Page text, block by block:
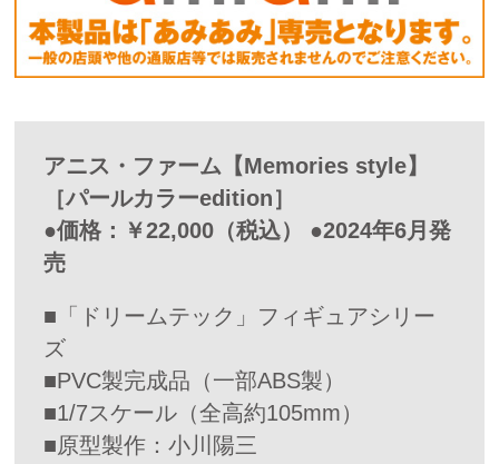
アニス・ファーム【Memories style】
［パールカラーedition］
●価格：￥22,000（税込） ●2024年6月発
売
■「ドリームテック」フィギュアシリー
ズ
■PVC製完成品（一部ABS製）
■1/7スケール（全高約105mm）
■原型製作：小川陽三